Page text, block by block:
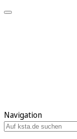
Navigation